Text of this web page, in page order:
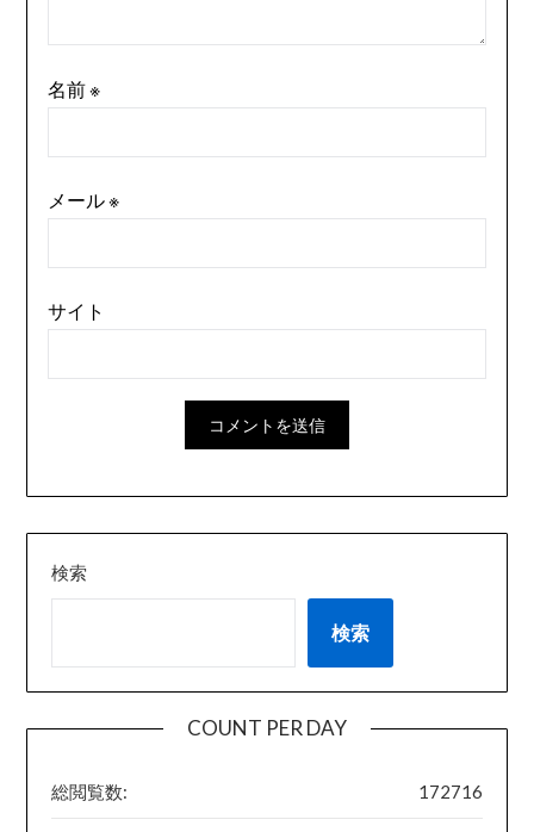
名前※
メール※
サイト
検索
検索
COUNT PER DAY
172716
総閲覧数: